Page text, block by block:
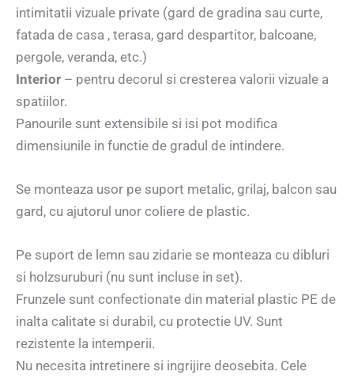
intimitatii vizuale private (gard de gradina sau curte,
fatada de casa , terasa, gard despartitor, balcoane,
pergole, veranda, etc.)
Interior – pentru decorul si cresterea valorii vizuale a
spatiilor.
Panourile sunt extensibile si isi pot modifica
dimensiunile in functie de gradul de intindere.
Se monteaza usor pe suport metalic, grilaj, balcon sau
gard, cu ajutorul unor coliere de plastic.
Pe suport de lemn sau zidarie se monteaza cu dibluri
si holzsuruburi (nu sunt incluse in set).
Frunzele sunt confectionate din material plastic PE de
inalta calitate si durabil, cu protectie UV. Sunt
rezistente la intemperii.
Nu necesita intretinere si ingrijire deosebita. Cele